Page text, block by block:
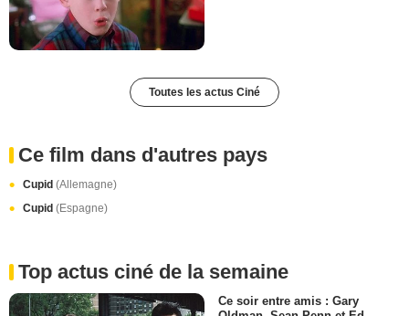
Toutes les actus Ciné
Ce film dans d'autres pays
Cupid (Allemagne)
Cupid (Espagne)
Top actus ciné de la semaine
Ce soir entre amis : Gary